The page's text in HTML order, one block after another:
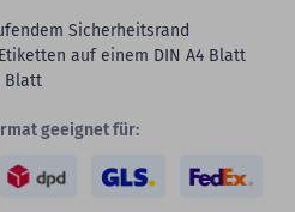
Sicherheitsrand
auf einem DIN A4 Blatt
Blatt
geeignet für: